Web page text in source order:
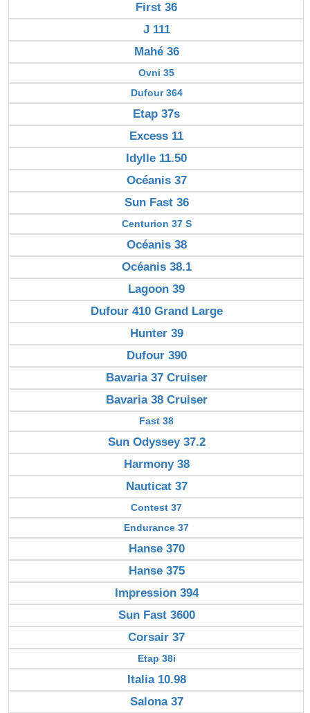
First 36
J 111
Mahé 36
Ovni 35
Dufour 364
Etap 37s
Excess 11
Idylle 11.50
Océanis 37
Sun Fast 36
Centurion 37 S
Océanis 38
Océanis 38.1
Lagoon 39
Dufour 410 Grand Large
Hunter 39
Dufour 390
Bavaria 37 Cruiser
Bavaria 38 Cruiser
Fast 38
Sun Odyssey 37.2
Harmony 38
Nauticat 37
Contest 37
Endurance 37
Hanse 370
Hanse 375
Impression 394
Sun Fast 3600
Corsair 37
Etap 38i
Italia 10.98
Salona 37